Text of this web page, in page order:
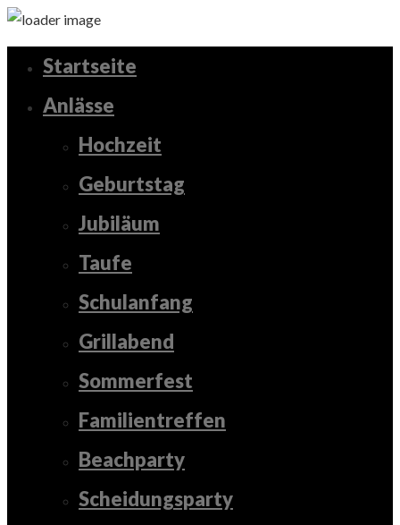
Startseite
Anlässe
Hochzeit
Geburtstag
Jubiläum
Taufe
Schulanfang
Grillabend
Sommerfest
Familientreffen
Beachparty
Scheidungsparty